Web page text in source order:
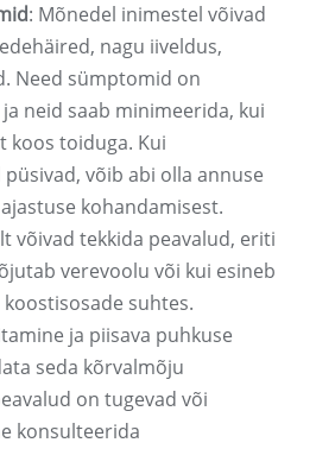
: Mõnedel inimestel võivad
nagu iiveldus,
Need sümptomid on
neid saab minimeerida, kui
toiduga. Kui
võib abi olla annuse
kohandamisest.
võivad tekkida peavalud, eriti
verevoolu või kui esineb
suhtes.
ja piisava puhkuse
seda kõrvalmõju
on tugevad või
konsulteerida